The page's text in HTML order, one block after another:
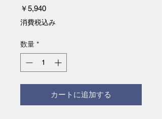
￥5,940価
格
消費税込み
数量 *
カートに追加する